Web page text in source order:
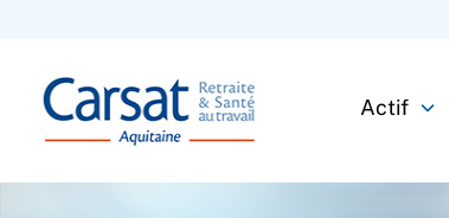
Actif